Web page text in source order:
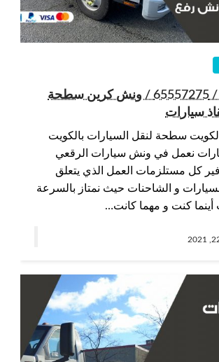
ونش الرقعي / 65557275 / ونش كرين سطحة
سيارات
سطحة لنقل السيارات بالكويت
نعمل في ونش سيارات الرقعي
كل مستلزمات العمل الذي يتعلق
و الشاحنات حيث نمتاز بالسرعة
أينما كنت و مهما كانت…